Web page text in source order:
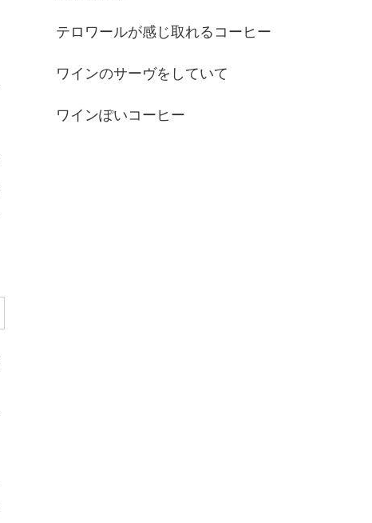
テロワールが感じ取れるコーヒー
ワインのサーヴをしていて
ワインぽいコーヒー